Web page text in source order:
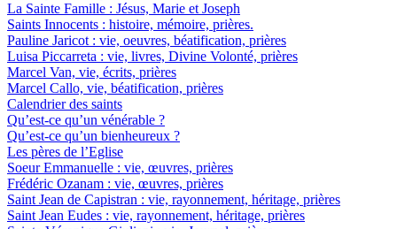
La Sainte Famille : Jésus, Marie et Joseph
Saints Innocents : histoire, mémoire, prières.
Pauline Jaricot : vie, oeuvres, béatification, prières
Luisa Piccarreta : vie, livres, Divine Volonté, prières
Marcel Van, vie, écrits, prières
Marcel Callo, vie, béatification, prières
Calendrier des saints
Qu’est-ce qu’un vénérable ?
Qu’est-ce qu’un bienheureux ?
Les pères de l’Eglise
Soeur Emmanuelle : vie, œuvres, prières
Frédéric Ozanam : vie, œuvres, prières
Saint Jean de Capistran : vie, rayonnement, héritage, prières
Saint Jean Eudes : vie, rayonnement, héritage, prières